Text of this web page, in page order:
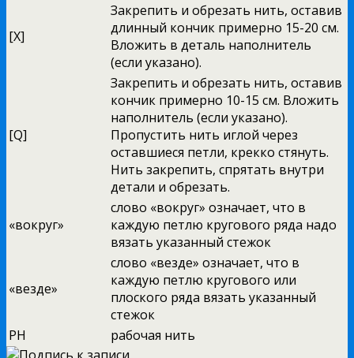
[X]
Закрепить и обрезать нить, оставив
длинный кончик примерно 15-20 см.
Вложить в деталь наполнитель
(если указано).
[Q]
Закрепить и обрезать нить, оставив
кончик примерно 10-15 см. Вложить
наполнитель (если указано).
Пропустить нить иглой через
оставшиеся петли, крекко стянуть.
Нить закрепить, спрятать внутри
детали и обрезать.
«вокруг»
слово «вокруг» означает, что в
каждую петлю кругового ряда надо
вязать указанный стежок
«везде»
слово «везде» означает, что в
каждую петлю кругового или
плоского ряда вязать указанный
стежок
РН
рабочая нить